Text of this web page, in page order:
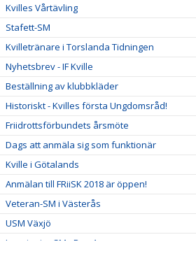
Kvilles Vårtävling
Stafett-SM
Kvilletränare i Torslanda Tidningen
Nyhetsbrev - IF Kville
Beställning av klubbkläder
Historiskt - Kvilles första Ungdomsråd!
Friidrottsförbundets årsmöte
Dags att anmäla sig som funktionär
Kville i Götalands
Anmälan till FRiiSK 2018 är öppen!
Veteran-SM i Västerås
USM Växjö
Inne junior SM - Dag 1